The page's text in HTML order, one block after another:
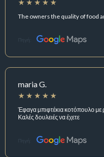
The owners the quality of food
Πηγή:
maria G.
Έφαγα μπιφτέκια κοτόπουλο με
Καλές δουλειές να έχετε
Πηγή: